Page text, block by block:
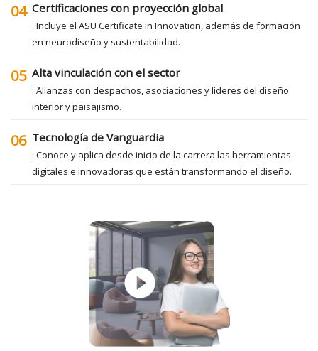
04 Certificaciones con proyección global
: Incluye el ASU Certificate in Innovation, además de formación
en neurodiseño y sustentabilidad.
05 Alta vinculación con el sector
: Alianzas con despachos, asociaciones y líderes del diseño
interior y paisajismo.
06 Tecnología de Vanguardia
: Conoce y aplica desde inicio de la carrera las herramientas
digitales e innovadoras que están transformando el diseño.